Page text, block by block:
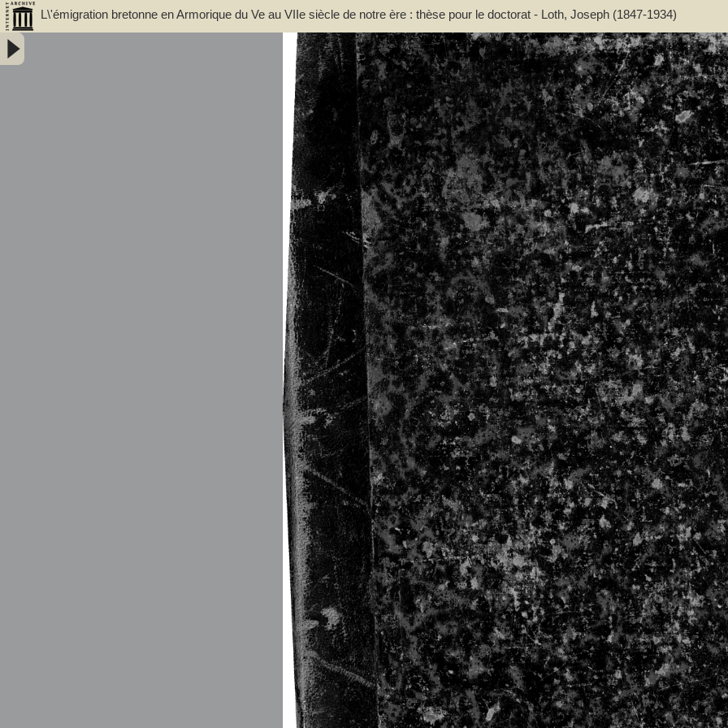
L\'émigration bretonne en Armorique du Ve au VIIe siècle de notre ère : thèse pour le doctorat - Loth, Joseph (1847-1934)